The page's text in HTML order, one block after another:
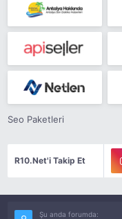
Seo Paketleri
R10.Net'i Takip Et
Şu anda forumda: